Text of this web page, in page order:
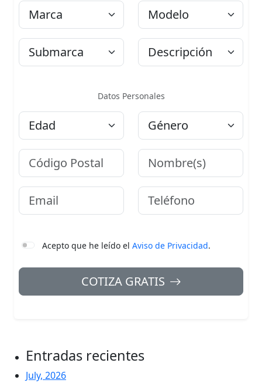
Marca Modelo
Submarca Descripción
Datos Personales
Edad Género
Código Postal Nombre
Email Teléfono
Acepto que he leído el Aviso de Privacidad.
COTIZA GRATIS
Entradas recientes
July, 2026